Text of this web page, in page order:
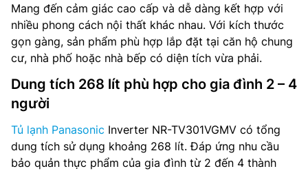
Mang đến cảm giác cao cấp và dễ dàng kết hợp với
nhiều phong cách nội thất khác nhau. Với kích thước
gọn gàng, sản phẩm phù hợp lắp đặt tại căn hộ chung
cư, nhà phố hoặc nhà bếp có diện tích vừa phải.
Dung tích 268 lít phù hợp cho gia đình 2 – 4
người
Tủ lạnh Panasonic Inverter NR-TV301VGMV có tổng
dung tích sử dụng khoảng 268 lít. Đáp ứng nhu cầu
bảo quản thực phẩm của gia đình từ 2 đến 4 thành